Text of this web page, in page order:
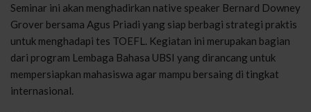
Seminar ini akan menghadirkan native speaker Bernard Downey
Grover bersama Agus Priadi yang siap berbagi strategi praktis
untuk menghadapi tes TOEFL. Kegiatan ini merupakan bagian
dari program Lembaga Bahasa UBSI yang dirancang untuk
mempersiapkan mahasiswa agar mampu bersaing di tingkat
internasional.